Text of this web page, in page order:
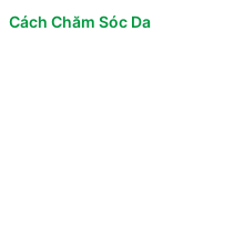
Cách Chăm Sóc Da